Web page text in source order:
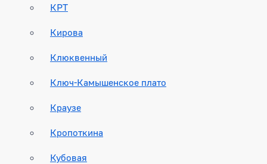
КРТ
Кирова
Клюквенный
Ключ-Камышенское плато
Краузе
Кропоткина
Кубовая